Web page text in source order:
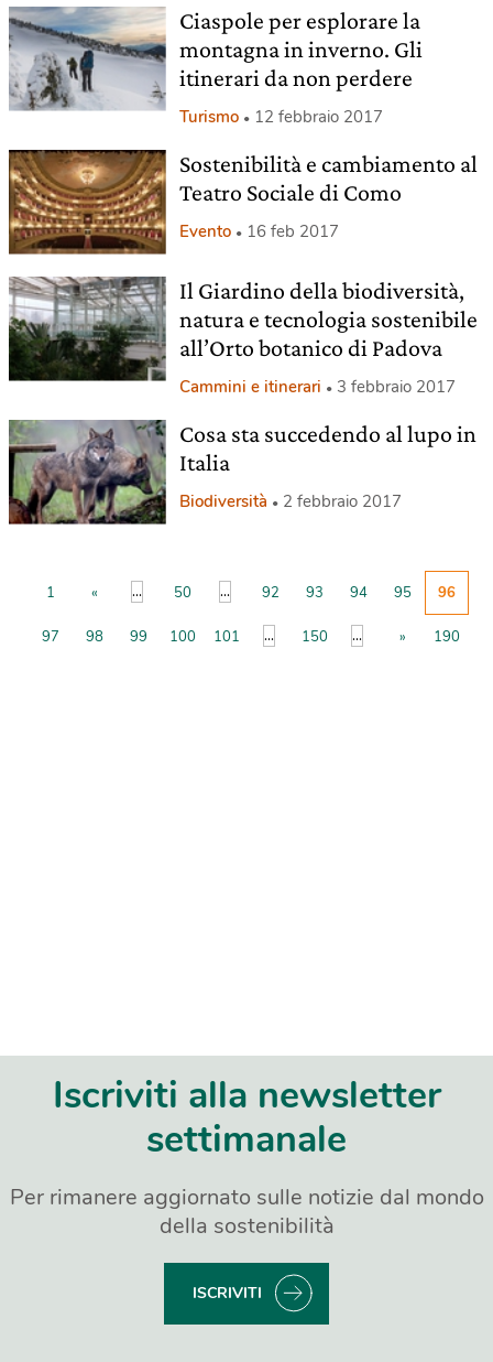
Ciaspole per esplorare la
montagna in inverno. Gli
itinerari da non perdere
Turismo 12 febbraio 2017
Sostenibilità e cambiamento al
Teatro Sociale di Como
Evento 16 feb 2017
Il Giardino della biodiversità,
natura e tecnologia sostenibile
all’Orto botanico di Padova
Cammini e itinerari 3 febbraio 2017
Cosa sta succedendo al lupo in
Italia
Biodiversità 2 febbraio 2017
1 « ... 50 ... 92 93 94 95 96
97 98 99 100 101 ... 150 ... » 190
Iscriviti alla newsletter
settimanale
Per rimanere aggiornato sulle notizie dal mondo
della sostenibilità
ISCRIVITI